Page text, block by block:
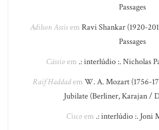
Passages
Adilson Assisem Ravi Shankar (1920-
Passages
Cássioem .: interlúdio :. Nicholas
Raif Haddadem W. A. Mozart (1756-
Jubilate (Berliner, Karajan /
Ciscoem .: interlúdio :. Joni